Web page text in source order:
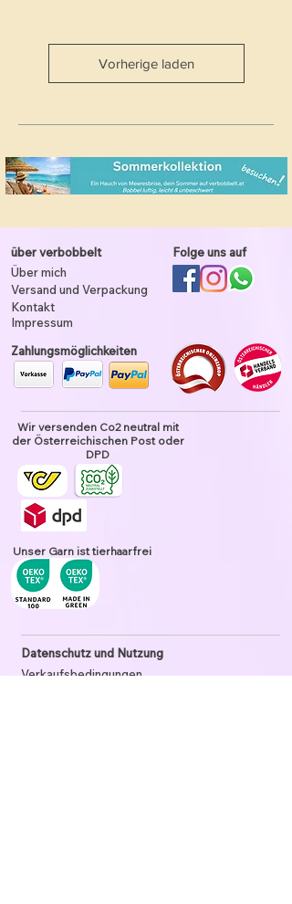
Vorherige laden
über verbobbelt
Über mich
Versand und Verpackung
Folge uns auf
Kontakt
Impressum
Zahlungsmöglichkeiten
Wir versenden Co2 neutral mit
der Österreichischen Post oder
DPD
Unser Garn ist tierhaarfrei
Datenschutz und Nutzung
Verkaufsbedingungen